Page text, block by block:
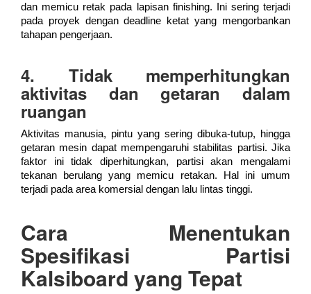
dan memicu retak pada lapisan finishing. Ini sering terjadi
pada proyek dengan deadline ketat yang mengorbankan
tahapan pengerjaan.
4. Tidak memperhitungkan
aktivitas dan getaran dalam
ruangan
Aktivitas manusia, pintu yang sering dibuka-tutup, hingga
getaran mesin dapat mempengaruhi stabilitas partisi. Jika
faktor ini tidak diperhitungkan, partisi akan mengalami
tekanan berulang yang memicu retakan. Hal ini umum
terjadi pada area komersial dengan lalu lintas tinggi.
Cara Menentukan
Spesifikasi Partisi
Kalsiboard yang Tepat